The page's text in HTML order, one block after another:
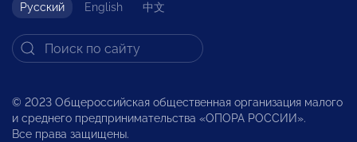
Русский English 中文
© 2023 Общероссийская общественная организация малого
и среднего предпринимательства «ОПОРА РОССИИ».
Все права защищены.